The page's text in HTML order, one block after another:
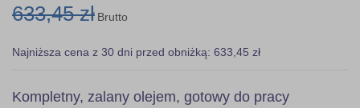
633,45 zł Brutto
Najniższa cena z 30 dni przed obniżką: 633,45 zł
Kompletny, zalany olejem, gotowy do pracy